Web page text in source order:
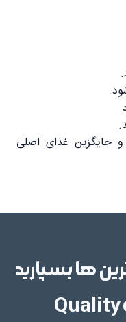
جایگزین غذای اصلی
ها بسپارید
Quality